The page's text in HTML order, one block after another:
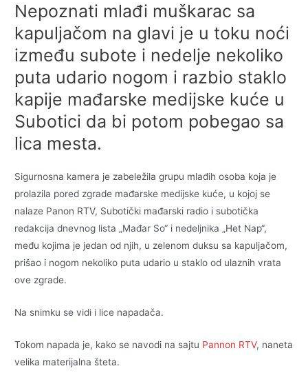
Nepoznati mlađi muškarac sa
kapuljačom na glavi je u toku noći
između subote i nedelje nekoliko
puta udario nogom i razbio staklo
kapije mađarske medijske kuće u
Subotici da bi potom pobegao sa
lica mesta.
Sigurnosna kamera je zabeležila grupu mlađih osoba koja je
prolazila pored zgrade mađarske medijske kuće, u kojoj se
nalaze Panon RTV, Subotički mađarski radio i subotička
redakcija dnevnog lista „Mađar So“ i nedeljnika „Het Nap“,
među kojima je jedan od njih, u zelenom duksu sa kapuljačom,
prišao i nogom nekoliko puta udario u staklo od ulaznih vrata
ove zgrade.
Na snimku se vidi i lice napadača.
Tokom napada je, kako se navodi na sajtu Pannon RTV, naneta
velika materijalna šteta.